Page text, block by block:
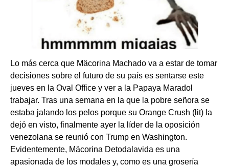
Lo más cerca que Mäcorina Machado va a estar de tomar
decisiones sobre el futuro de su país es sentarse este
jueves en la Oval Office y ver a la Papaya Maradol
trabajar. Tras una semana en la que la pobre señora se
estaba jalando los pelos porque su Orange Crush (lit) la
dejó en visto, finalmente ayer la líder de la oposición
venezolana se reunió con Trump en Washington.
Evidentemente, Mäcorina Detodalavida es una
apasionada de los modales y, como es una grosería